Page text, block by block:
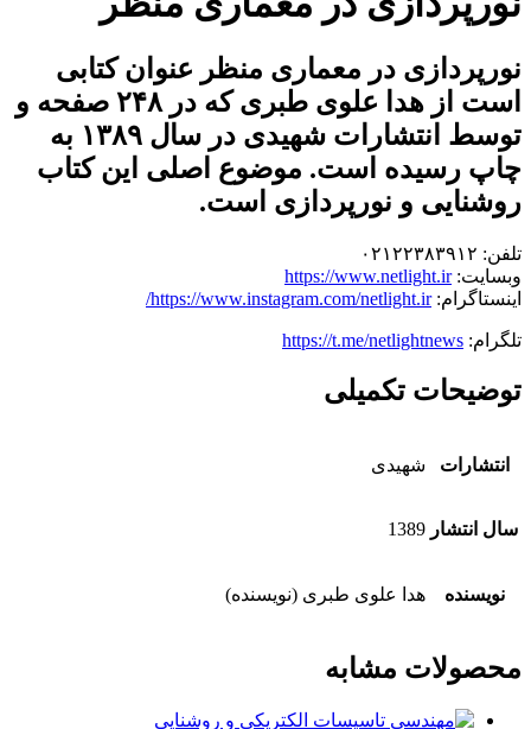
نورپردازی در معماری منظر عنوان کتابی
است از هدا علوی طبری که در ۲۴۸ صفحه و
توسط انتشارات شهیدی در سال ۱۳۸۹ به
چاپ رسیده است. موضوع اصلی این کتاب
روشنایی و نورپردازی است.
تلفن: ۰۲۱۲۲۳۸۳۹۱۲
وبسایت:https://www.netlight.ir
اینستاگرام:https://www.instagram.com/netlight.ir/
تلگرام: https://t.me/netlightnews
توضیحات تکمیلی
انتشارات شهیدی
سال انتشار 1389
نویسنده هدا علوی طبری (نویسنده)
محصولات مشابه